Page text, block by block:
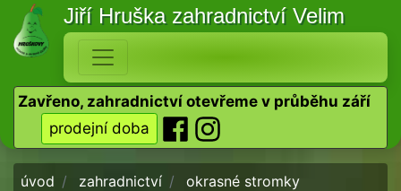
Jiří Hruška zahradnictví Velim
Zavřeno, zahradnictví otevřeme v průběhu září
prodejní doba
úvod zahradnictví
okrasné stromky